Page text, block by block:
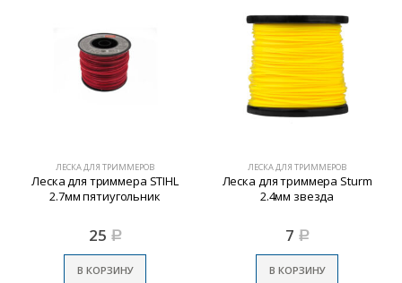
ЛЕСКА ДЛЯ ТРИММЕРОВ
Леска для триммера STIHL
2.7мм пятиугольник
25 Р
В КОРЗИНУ
ЛЕСКА ДЛЯ ТРИММЕРОВ
Леска для триммера Sturm
2.4мм звезда
7 Р
В КОРЗИНУ